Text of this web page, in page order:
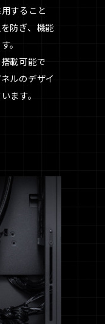
すること
防ぎ、機能
。
載可能で
ルのデザイ
ます。